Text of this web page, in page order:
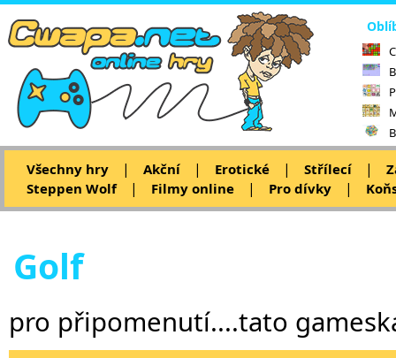
Všechny hry | Akční | Erotické | Střílecí |
Steppen Wolf
| Filmy online | Pro dívky |
Golf
pro připomenutí....tato